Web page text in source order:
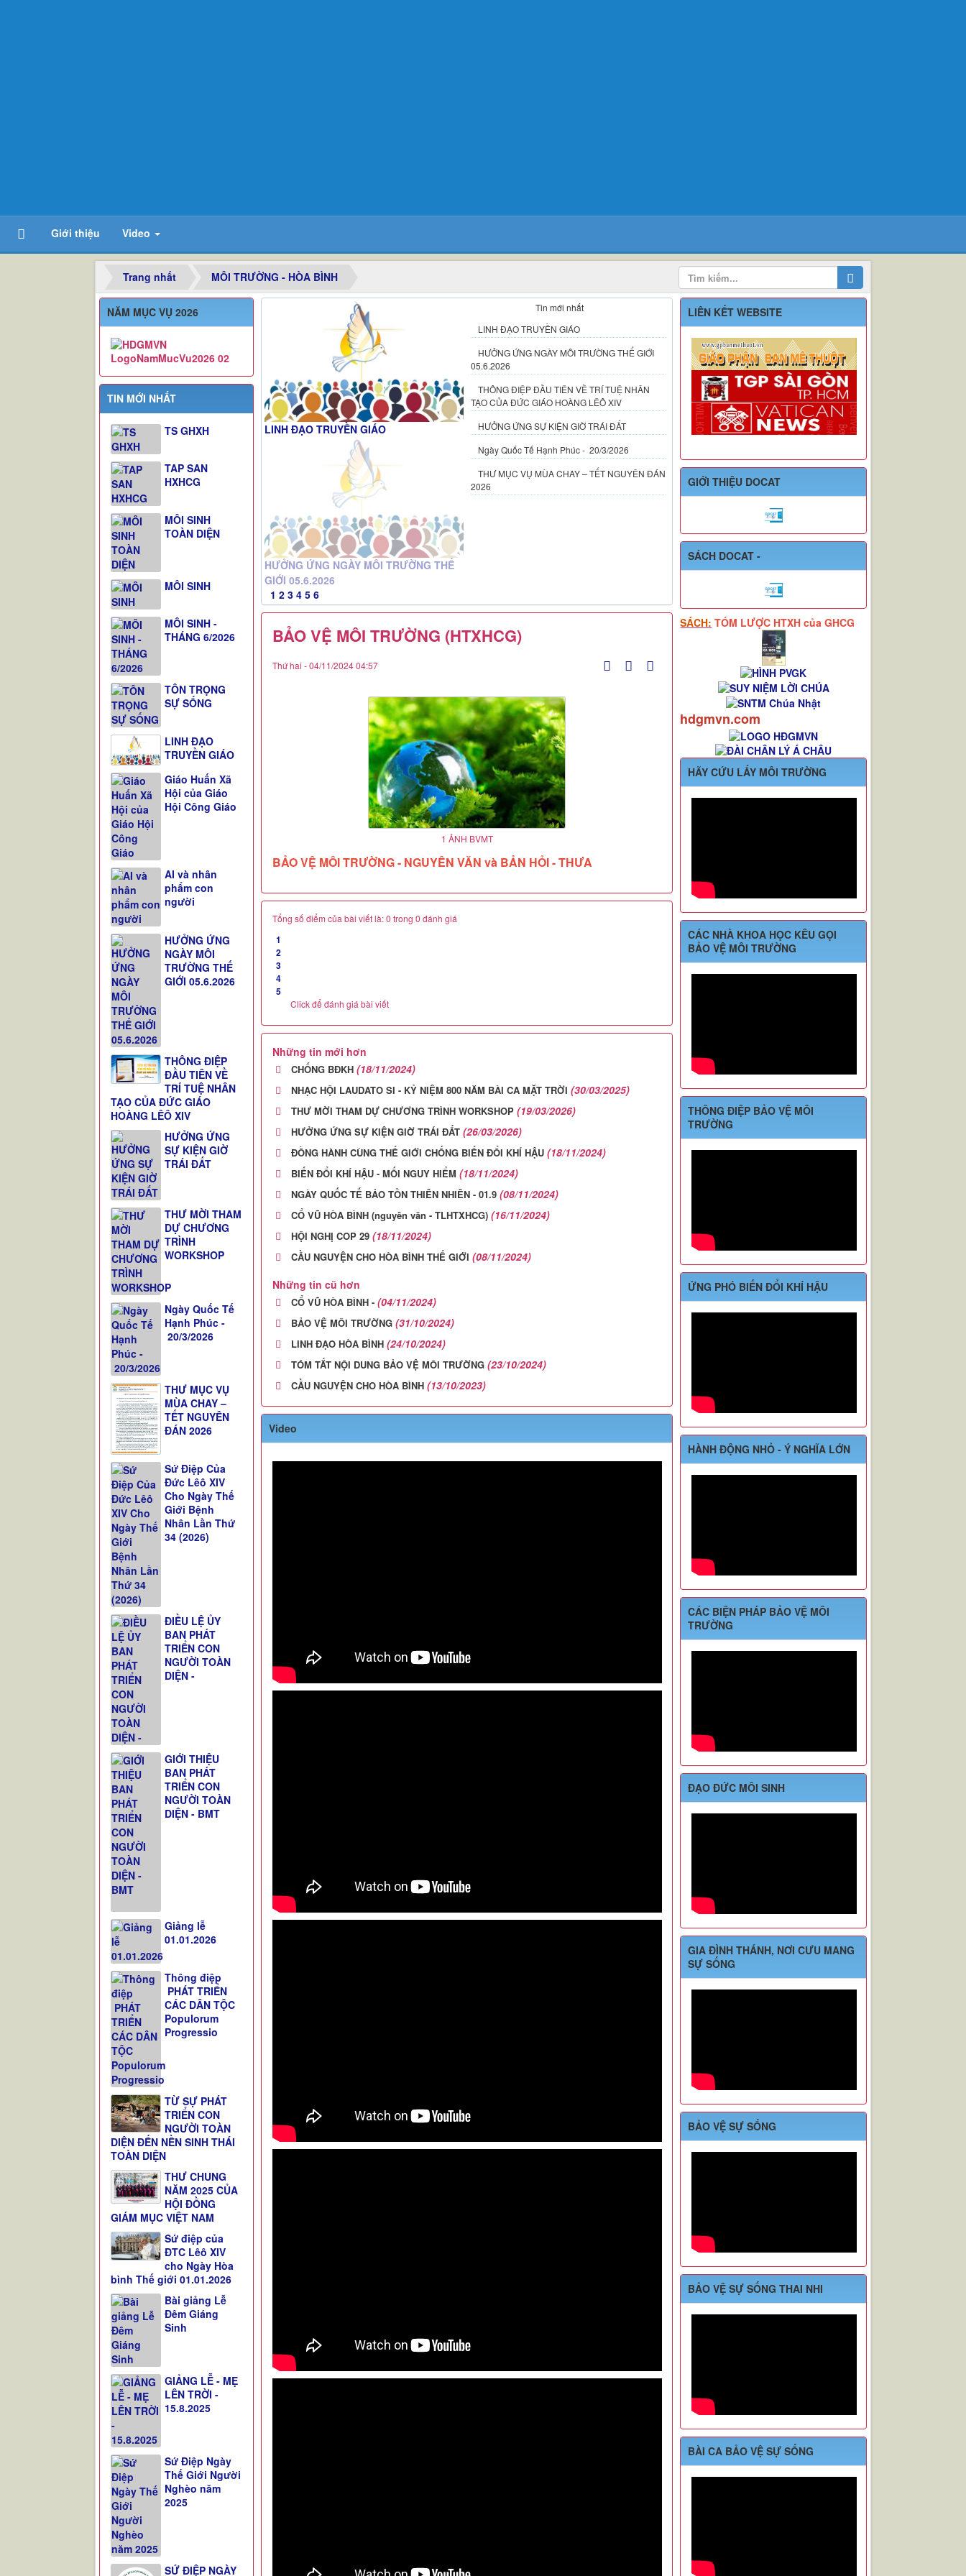
Giới thiệu Video
Trang nhất MÔI TRƯỜNG - HÒA BÌNH
HƯỞNG ỨNG NGÀY MÔI TRƯỜNG THẾ
Tin mới nhất
LINH ĐẠO TRUYỀN GIÁO
HƯỞNG ỨNG NGÀY MÔI TRƯỜNG THẾ GIỚI
05.6.2026
THÔNG ĐIỆP ĐẦU TIÊN VỀ TRÍ TUỆ NHÂN
TẠO CỦA ĐỨC GIÁO HOÀNG LÊÔ XIV
HƯỞNG ỨNG SỰ KIỆN GIỜ TRÁI ĐẤT
Ngày Quốc Tế Hạnh Phúc - 20/3/2026
THƯ MỤC VỤ MÙA CHAY – TẾT NGUYÊN ĐÁN
2026
BẢO VỆ MÔI TRƯỜNG (HTXHCG)
Thứ hai - 04/11/2024 04:57
1 ẢNH BVMT
BẢO VỆ MÔI TRƯỜNG - NGUYÊN VĂN và BẢN HỎI - THƯA
Tổng số điểm của bài viết là: 0 trong 0 đánh giá
3
Click để đánh giá bài viết
Những tin mới hơn
THƯ MỜI THAM DỰ CHƯƠNG TRÌNH WORKSHOP
HƯỞNG ỨNG SỰ KIỆN GIỜ TRÁI ĐẤT (26/03/2026)
ĐỒNG HÀNH CÙNG THẾ GIỚI CHỐNG BIẾN ĐỔI KHÍ HẬU
BIẾN ĐỔI KHÍ HẬU - MỐI NGUY HIỂM
NGÀY QUỐC TẾ BẢO TỒN THIÊN NHIÊN - 01.9 (08/11/2024)
CỔ VŨ HÒA BÌNH (nguyên văn - TLHTXHCG) (16/11/2024)
HỘI NGHỊ COP 29 (18/11/2024)
CẦU NGUYỆN CHO HÒA BÌNH THẾ GIỚI (08/11/2024)
Những tin cũ hơn
CỔ VŨ HÒA BÌNH - (04/11/2024)
BẢO VỆ MÔI TRƯỜNG (31/10/2024)
LINH ĐẠO HÒA BÌNH (24/10/2024)
TÓM TẮT NỘI DUNG BẢO VỆ MÔI TRƯỜNG (23/10/2024)
CẦU NGUYỆN CHO HÒA BÌNH
Video
LIÊN KẾT WEBSITE
GIỚI THIỆU DOCAT
SÁCH DOCAT -
SÁCH: TÓM LƯỢC HTXH của GHCG
hdgmvn.com
HÃY CỨU LẤY MÔI TRƯỜNG
CÁC NHÀ KHOA HỌC KÊU GỌI
BẢO VỆ MÔI TRƯỜNG
THÔNG ĐIỆP BẢO VỆ MÔI
TRƯỜNG
ỨNG PHÓ BIẾN ĐỔI KHÍ HẬU
HÀNH ĐỘNG NHỎ - Ý NGHĨA LỚN
CÁC BIỆN PHÁP BẢO VỆ MÔI
TRƯỜNG
ĐẠO ĐỨC MÔI SINH
GIA ĐÌNH THÁNH, NƠI CƯU MANG
SỰ SỐNG
BẢO VỆ SỰ SỐNG
BẢO VỆ SỰ SỐNG THAI NHI
BÀI CA BẢO VỆ SỰ SỐNG
NĂM MỤC VỤ 2026
TIN MỚI NHẤT
TS GHXH
TAP SAN
HXHCG
MÔI SINH
TOÀN DIỆN
MÔI SINH
MÔI SINH -
THÁNG 6/2026
TÔN TRỌNG
SỰ SỐNG
LINH ĐẠO
TRUYỀN GIÁO
Giáo Huấn Xã
Hội của Giáo
Hội Công Giáo
AI và nhân
phẩm con
người
HƯỞNG ỨNG
NGÀY MÔI
TRƯỜNG THẾ
GIỚI 05.6.2026
THÔNG ĐIỆP
ĐẦU TIÊN VỀ
TRÍ TUỆ NHÂN
TẠO CỦA ĐỨC GIÁO
HOÀNG LÊÔ XIV
HƯỞNG ỨNG
SỰ KIỆN GIỜ
TRÁI ĐẤT
THƯ MỜI THAM
DỰ CHƯƠNG
TRÌNH
WORKSHOP
Ngày Quốc Tế
Hạnh Phúc -
20/3/2026
THƯ MỤC VỤ
MÙA CHAY –
TẾT NGUYÊN
ĐÁN 2026
Sứ Điệp Của
Đức Lêô XIV
Cho Ngày Thế
Giới Bệnh
Nhân Lần Thứ
34 (2026)
ĐIỀU LỆ ỦY
BAN PHÁT
TRIỂN CON
NGƯỜI TOÀN
DIỆN -
GIỚI THIỆU
BAN PHÁT
TRIỂN CON
NGƯỜI TOÀN
DIỆN - BMT
Giảng lễ
01.01.2026
Thông điệp
PHÁT TRIỂN
CÁC DÂN TỘC
Populorum
Progressio
TỪ SỰ PHÁT
TRIỂN CON
NGƯỜI TOÀN
DIỆN ĐẾN NỀN SINH THÁI
TOÀN DIỆN
THƯ CHUNG
NĂM 2025 CỦA
HỘI ĐỒNG
GIÁM MỤC VIỆT NAM
Sứ điệp của
ĐTC Lêô XIV
cho Ngày Hòa
bình Thế giới 01.01.2026
Bài giảng Lễ
Đêm Giáng
Sinh
GIẢNG LỄ - MẸ
LÊN TRỜI -
15.8.2025
Sứ Điệp Ngày
Thế Giới Người
Nghèo năm
2025
SỨ ĐIỆP NGÀY